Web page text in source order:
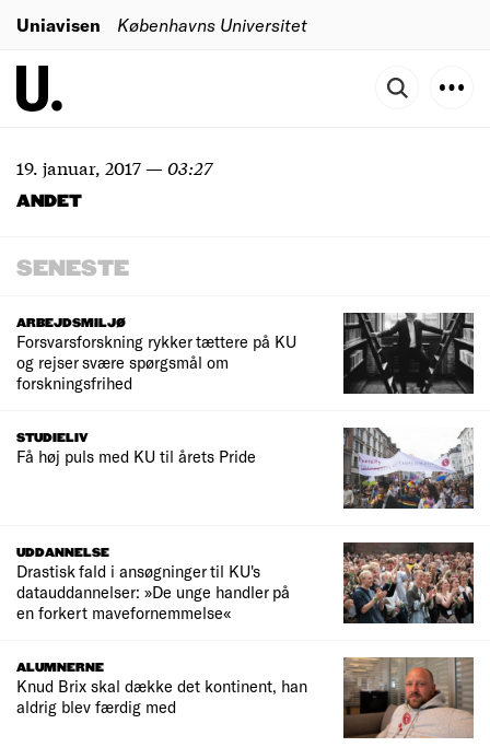
Uniavisen Københavns Universitet
19. januar, 2017—03:27
ANDET
SENESTE
ARBEJDSMILJØ
Forsvarsforskning rykker tættere på KU
og rejser svære spørgsmål om
forskningsfrihed
STUDIELIV
Få høj puls med KU til årets Pride
UDDANNELSE
Drastisk fald i ansøgninger til KU's
datauddannelser: »De unge handler på
en forkert mavefornemmelse«
ALUMNERNE
Knud Brix skal dække det kontinent, han
aldrig blev færdig med